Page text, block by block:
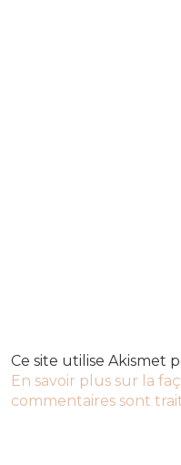
Ce site utilise Akismet
En savoir plus sur la
commentaires sont